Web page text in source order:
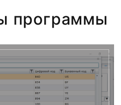
программы